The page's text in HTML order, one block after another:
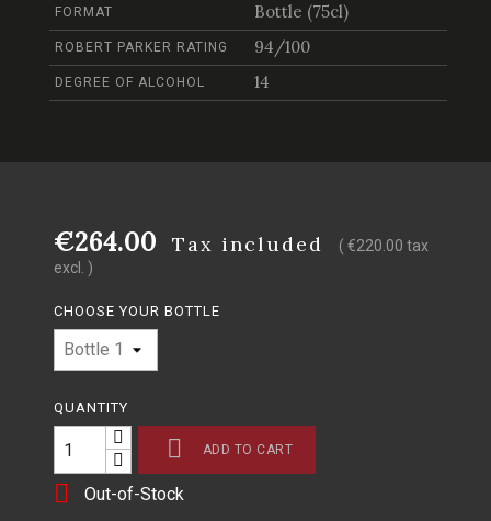
FORMAT Bottle (75cl)
ROBERT PARKER RATING 94/100
DEGREE OF ALCOHOL 14
€264.00 Tax included
( €220.00 tax
excl. )
CHOOSE YOUR BOTTLE
QUANTITY
 ADD TO CART
 Out-of-Stock